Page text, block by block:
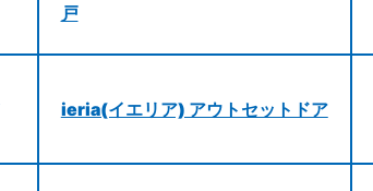
戸
ieria(イエリア) アウトセットドア